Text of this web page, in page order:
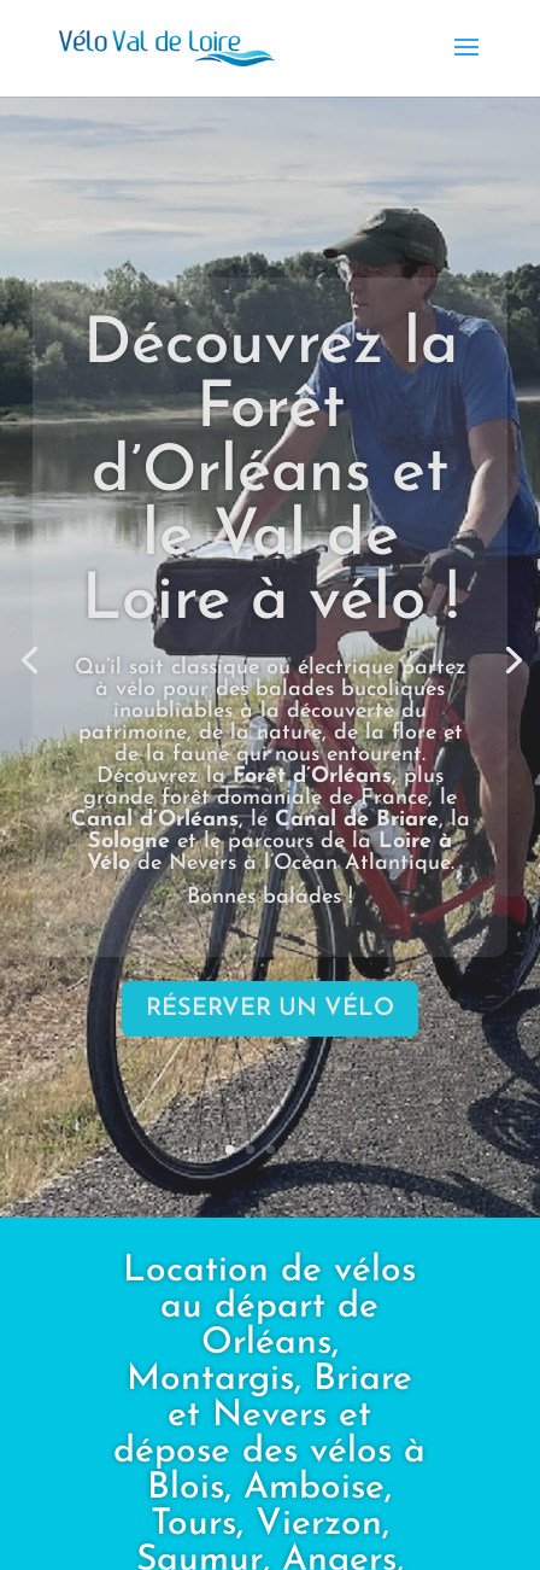
Découvrez la
Forêt
d’Orléans et
le Val de
Loire à vélo !
Qu’il soit classique ou électrique partez
à vélo pour des balades bucoliques
inoubliables à la découverte du
patrimoine, de la nature, de la flore et
de la faune qui nous entourent.
Découvrez laForêt d’Orléans,plus
grande forêt domaniale de France, le
Canal d’Orléans, le Canal de Briare, la
Sologne et le parcours de laLoire à
Vélode Nevers à l’Océan Atlantique.
Bonnes balades !
RÉSERVER UN VÉLO
Location de vélos
au départ de
Orléans,
Montargis, Briare
et Nevers et
dépose des vélos à
Blois, Amboise,
Tours, Vierzon,
Saumur, Angers,